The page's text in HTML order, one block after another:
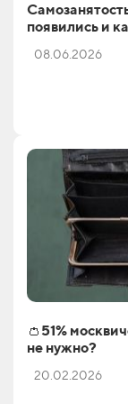
появились и
08.06.2026
👛51%
не нужно?
20.02.2026